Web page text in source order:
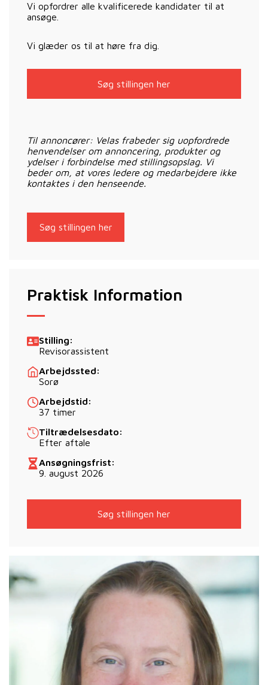
Vi opfordrer alle kvalificerede kandidater til at
ansøge.
Vi glæder os til at høre fra dig.
Søg stillingen her
Til annoncører: Velas frabeder sig uopfordrede
henvendelser om annoncering, produkter og
ydelser i forbindelse med stillingsopslag. Vi
beder om, at vores ledere og medarbejdere ikke
kontaktes i den henseende.
Søg stillingen her
Praktisk Information
Stilling:
Revisorassistent
Arbejdssted:
Sorø
Arbejdstid:
37 timer
Tiltrædelsesdato:
Efter aftale
Ansøgningsfrist:
9. august 2026
Søg stillingen her